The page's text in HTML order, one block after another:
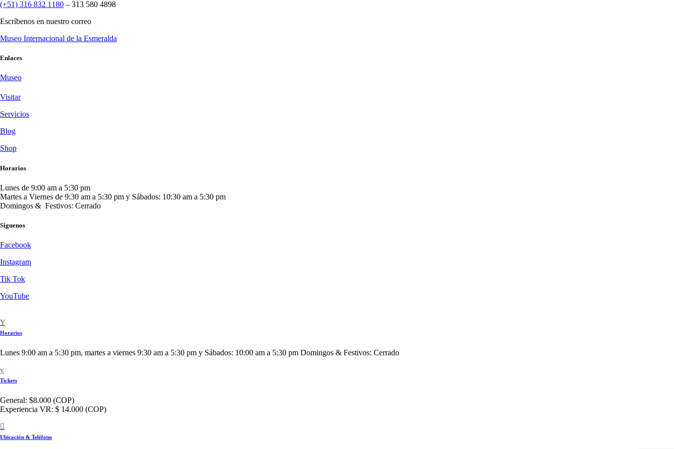
(+51) 316 832 1180 – 313 580 4898
Escríbenos en nuestro correo
Museo Internacional de la Esmeralda
Enlaces
Museo
Visitar
Servicios
Blog
Shop
Horarios
Lunes de 9:00 am a 5:30 pm
Martes a Viernes de 9:30 am a 5:30 pm y Sábados: 10:30 am a 5:30 pm
Domingos & Festivos: Cerrado
Síguenos
Facebook
Instagram
Tik Tok
YouTube
Horarios
Lunes 9:00 am a 5:30 pm, martes a viernes 9:30 am a 5:30 pm y Sábados: 10:00 am a 5:30 pm Domingos & Festivos: Cerrado
Tickets
General: $8.000 (COP)
Experiencia VR: $ 14.000 (COP)
Ubicación & Teléfono